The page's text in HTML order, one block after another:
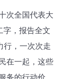
次全国代表大
字，报告全文
行，一次次走
在一起，这些
务的行动价